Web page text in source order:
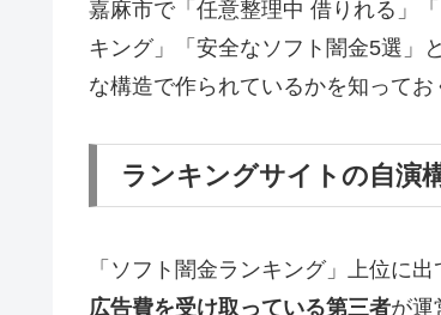
嘉麻市で「任意整理中 借りれる」
キング」「安全なソフト闇金5選」
な構造で作られているかを知ってお
ランキングサイトの自
「ソフト闇金ランキング」上位に出
広告費を受け取っている第三者が運